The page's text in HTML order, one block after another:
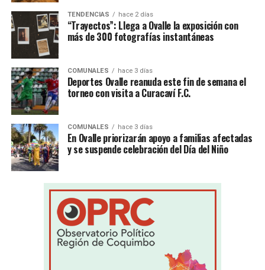
TENDENCIAS hace 2 días
“Trayectos”: Llega a Ovalle la exposición con
más de 300 fotografías instantáneas
COMUNALES hace 3 días
Deportes Ovalle reanuda este fin de semana el
torneo con visita a Curacaví F.C.
COMUNALES hace 3 días
En Ovalle priorizarán apoyo a familias afectadas
y se suspende celebración del Día del Niño